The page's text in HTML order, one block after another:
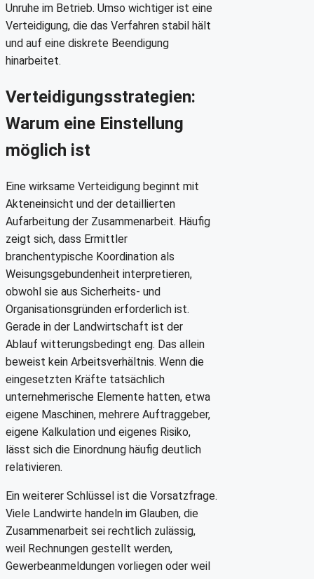
Unruhe im Betrieb. Umso wichtiger ist eine
Verteidigung, die das Verfahren stabil hält
und auf eine diskrete Beendigung
hinarbeitet.
Verteidigungsstrategien:
Warum eine Einstellung
möglich ist
Eine wirksame Verteidigung beginnt mit
Akteneinsicht und der detaillierten
Aufarbeitung der Zusammenarbeit. Häufig
zeigt sich, dass Ermittler
branchentypische Koordination als
Weisungsgebundenheit interpretieren,
obwohl sie aus Sicherheits- und
Organisationsgründen erforderlich ist.
Gerade in der Landwirtschaft ist der
Ablauf witterungsbedingt eng. Das allein
beweist kein Arbeitsverhältnis. Wenn die
eingesetzten Kräfte tatsächlich
unternehmerische Elemente hatten, etwa
eigene Maschinen, mehrere Auftraggeber,
eigene Kalkulation und eigenes Risiko,
lässt sich die Einordnung häufig deutlich
relativieren.
Ein weiterer Schlüssel ist die Vorsatzfrage.
Viele Landwirte handeln im Glauben, die
Zusammenarbeit sei rechtlich zulässig,
weil Rechnungen gestellt werden,
Gewerbeanmeldungen vorliegen oder weil